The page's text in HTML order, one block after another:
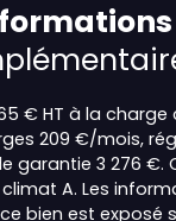
€ HT à la
209 €/mois,
garantie 3 276 €.
A. Les
bien est exposé